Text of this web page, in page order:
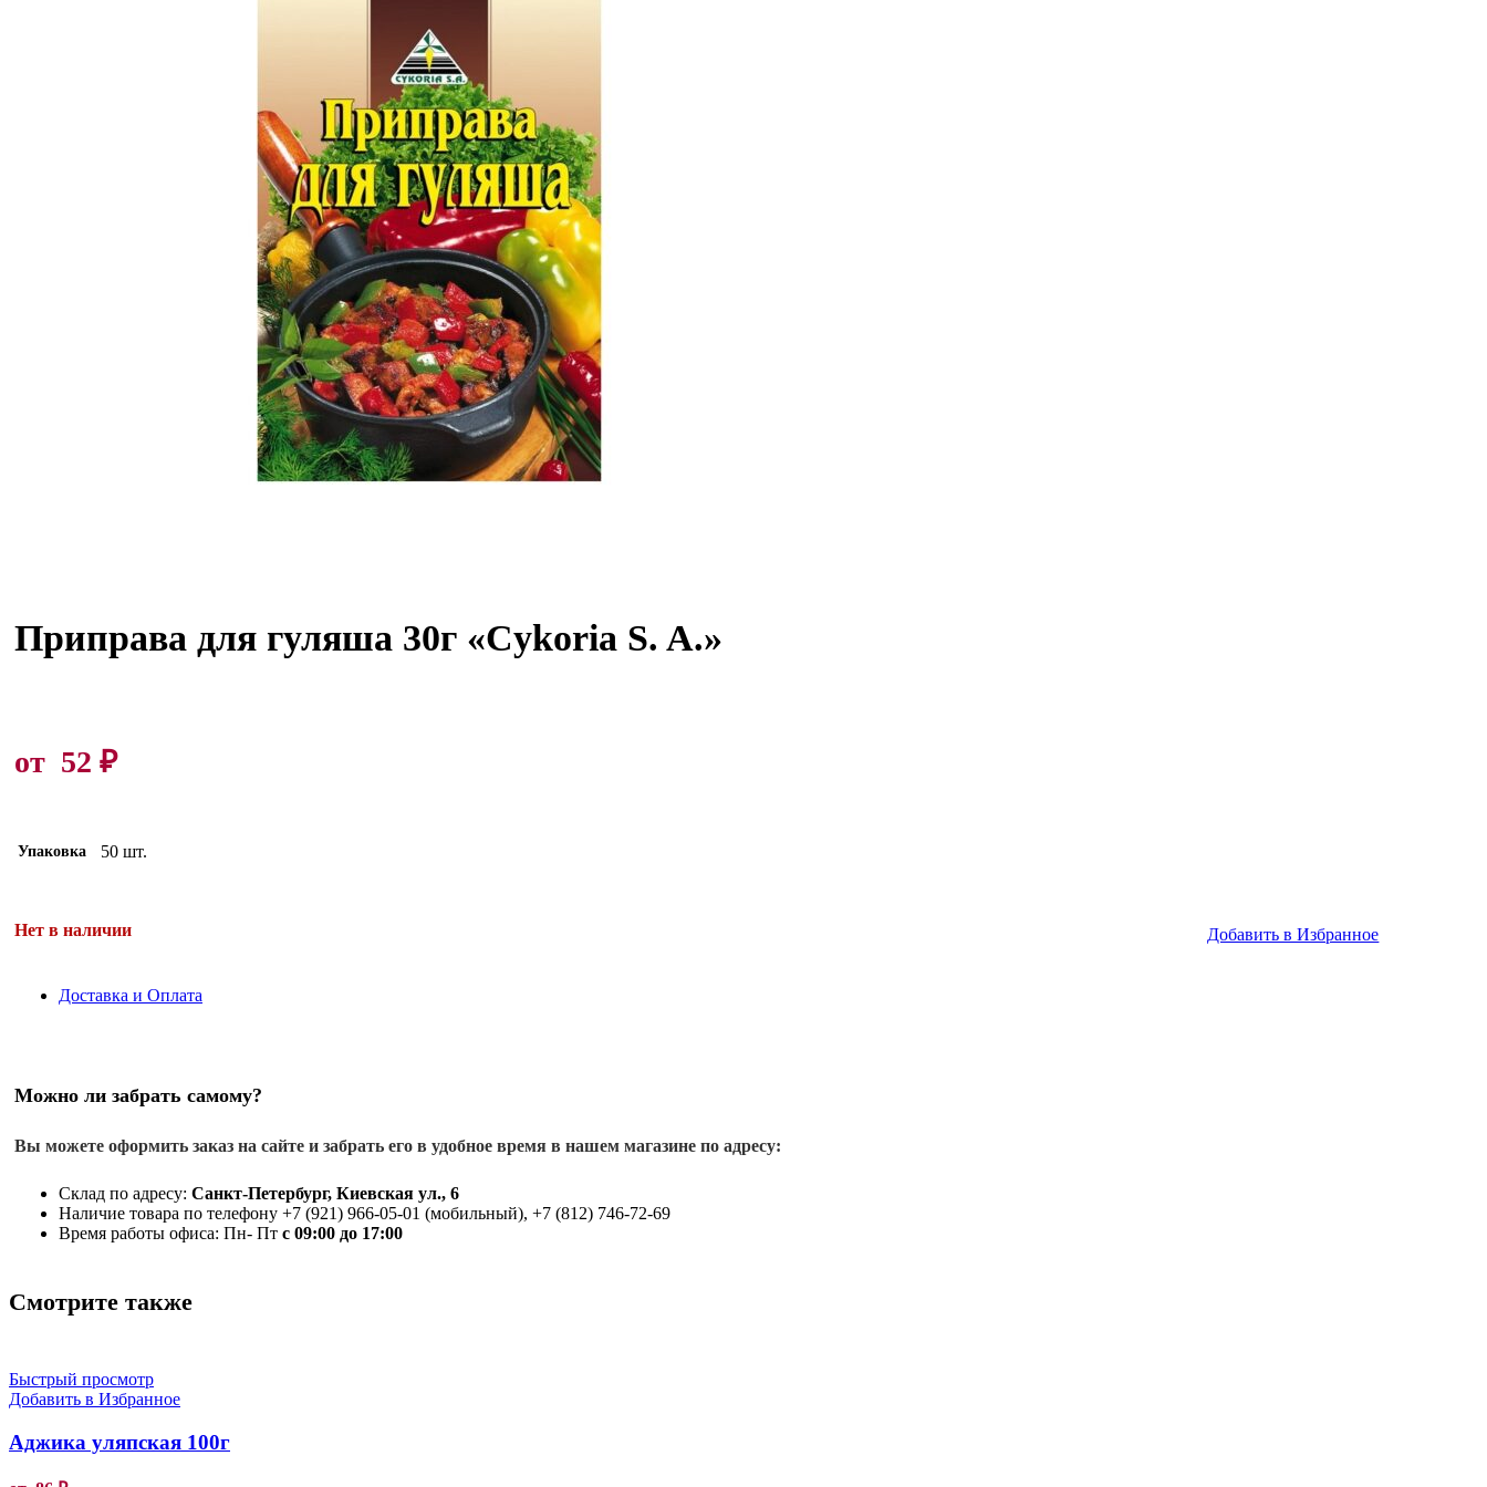
Приправа для гуляша 30г «Cykoria S. A.»
от 52 ₽
Упаковка 50 шт.
Нет в наличии Добавить в Избранное
Доставка и Оплата
Можно ли забрать самому?
Вы можете оформить заказ на сайте и забрать его в удобное время в нашем магазине по адресу:
Склад по адресу: Санкт-Петербург, Киевская ул., 6
Наличие товара по телефону +7 (921) 966-05-01 (мобильный), +7 (812) 746-72-69
Время работы офиса: Пн- Пт с 09:00 до 17:00
Смотрите также
Быстрый просмотр
Добавить в Избранное
Аджика уляпская 100г